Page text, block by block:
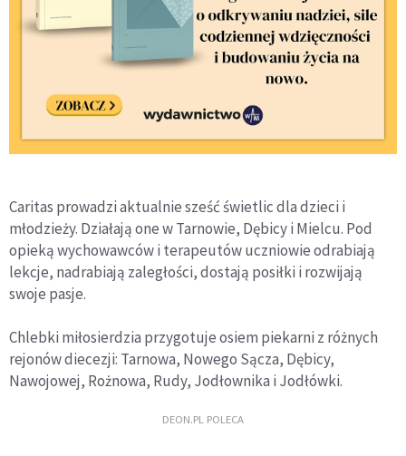
Caritas prowadzi aktualnie sześć świetlic dla dzieci i
młodzieży. Działają one w Tarnowie, Dębicy i Mielcu. Pod
opieką wychowawców i terapeutów uczniowie odrabiają
lekcje, nadrabiają zaległości, dostają posiłki i rozwijają
swoje pasje.
Chlebki miłosierdzia przygotuje osiem piekarni z różnych
rejonów diecezji: Tarnowa, Nowego Sącza, Dębicy,
Nawojowej, Rożnowa, Rudy, Jodłownika i Jodłówki.
DEON.PL POLECA